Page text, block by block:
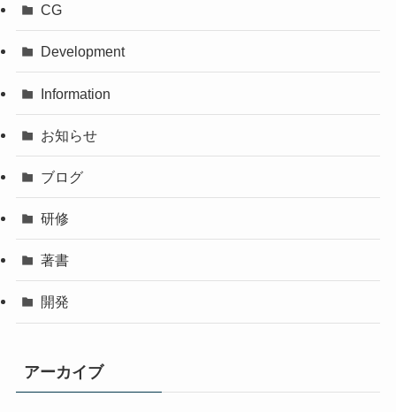
CG
Development
Information
お知らせ
ブログ
研修
著書
開発
アーカイブ